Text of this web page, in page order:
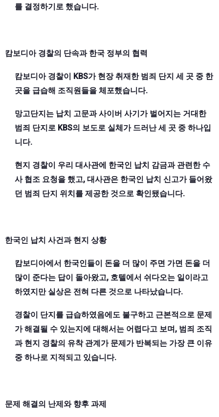
를 결정하기로 했습니다.
캄보디아 경찰의 단속과 한국 정부의 협력
캄보디아 경찰이 KBS가 현장 취재한 범죄 단지 세 곳 중 한
곳을 급습해 조직원들을 체포했습니다.
망고단지는 납치 고문과 사이버 사기가 벌어지는 거대한
범죄 단지로 KBS의 보도로 실체가 드러난 세 곳 중 하나입
니다.
현지 경찰이 우리 대사관에 한국인 납치 감금과 관련한 수
사 협조 요청을 했고, 대사관은 한국인 납치 신고가 들어왔
던 범죄 단지 위치를 제공한 것으로 확인됐습니다.
한국인 납치 사건과 현지 상황
캄보디아에서 한국인들이 돈을 더 많이 주면 가면 돈을 더
많이 준다는 답이 돌아왔고, 호텔에서 쉬다오는 일이라고
하였지만 실상은 전혀 다른 것으로 나타났습니다.
경찰이 단지를 급습하였음에도 불구하고 근본적으로 문제
가 해결될 수 있는지에 대해서는 어렵다고 보며, 범죄 조직
과 현지 경찰의 유착 관계가 문제가 반복되는 가장 큰 이유
중 하나로 지적되고 있습니다.
문제 해결의 난제와 향후 과제